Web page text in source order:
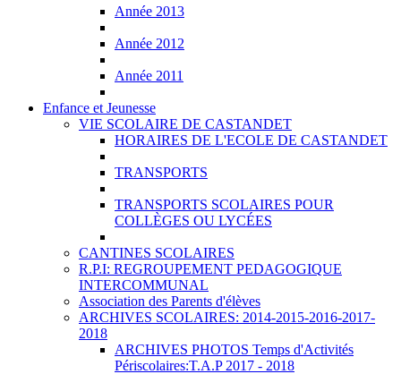
Année 2013
Année 2012
Année 2011
Enfance et Jeunesse
VIE SCOLAIRE DE CASTANDET
HORAIRES DE L'ECOLE DE CASTANDET
TRANSPORTS
TRANSPORTS SCOLAIRES POUR
COLLÈGES OU LYCÉES
CANTINES SCOLAIRES
R.P.I: REGROUPEMENT PEDAGOGIQUE
INTERCOMMUNAL
Association des Parents d'élèves
ARCHIVES SCOLAIRES: 2014-2015-2016-2017-
2018
ARCHIVES PHOTOS Temps d'Activités
Périscolaires:T.A.P 2017 - 2018